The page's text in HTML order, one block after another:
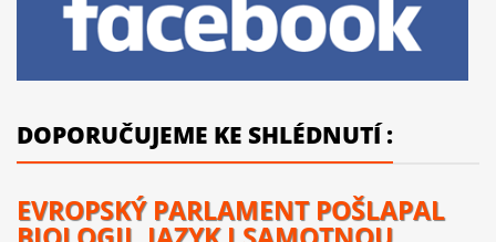
DOPORUČUJEME KE SHLÉDNUTÍ :
EVROPSKÝ PARLAMENT POŠLAPAL